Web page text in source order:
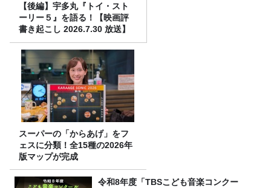
【後編】宇多丸『トイ・スト
ーリー５』を語る！【映画評
書き起こし 2026.7.30 放送】
スーパーの「からあげ」をフ
ェスに分類！全15種の2026年
版マップが完成
令和8年度「TBSこども音楽コンクー